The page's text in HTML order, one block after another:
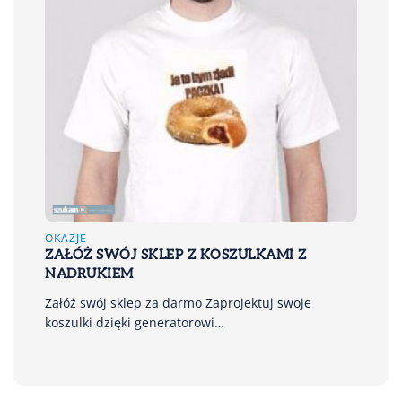
OKAZJE
ZAŁÓŻ SWÓJ SKLEP Z KOSZULKAMI Z
NADRUKIEM
Załóż swój sklep za darmo Zaprojektuj swoje
koszulki dzięki generatorowi…